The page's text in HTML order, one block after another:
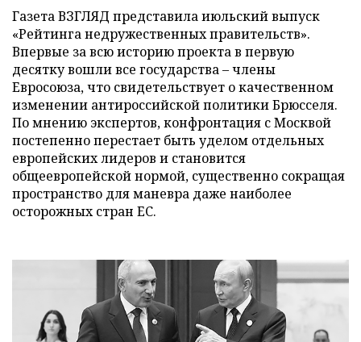
Газета ВЗГЛЯД представила июльский выпуск
«Рейтинга недружественных правительств».
Впервые за всю историю проекта в первую
десятку вошли все государства – члены
Евросоюза, что свидетельствует о качественном
изменении антироссийской политики Брюсселя.
По мнению экспертов, конфронтация с Москвой
постепенно перестает быть уделом отдельных
европейских лидеров и становится
общеевропейской нормой, существенно сокращая
пространство для маневра даже наиболее
осторожных стран ЕС.